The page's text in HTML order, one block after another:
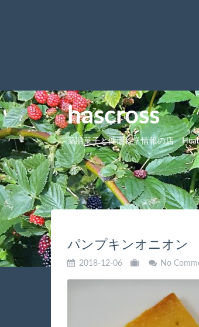
hascross
薬膳菓子と健康科学情報の店
パンプキンオニオン
2018-12-06 No